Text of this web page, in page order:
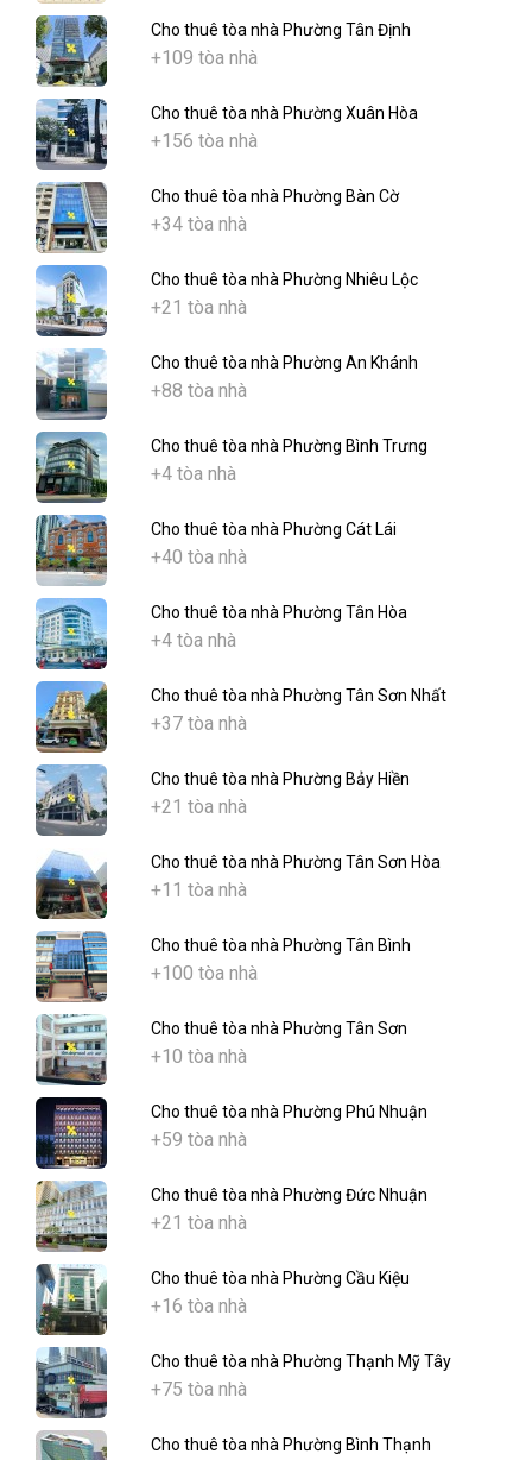
Cho thuê tòa nhà Phường Tân Định
+109 tòa nhà
Cho thuê tòa nhà Phường Xuân Hòa
+156 tòa nhà
Cho thuê tòa nhà Phường Bàn Cờ
+34 tòa nhà
Cho thuê tòa nhà Phường Nhiêu Lộc
+21 tòa nhà
Cho thuê tòa nhà Phường An Khánh
+88 tòa nhà
Cho thuê tòa nhà Phường Bình Trưng
+4 tòa nhà
Cho thuê tòa nhà Phường Cát Lái
+40 tòa nhà
Cho thuê tòa nhà Phường Tân Hòa
+4 tòa nhà
Cho thuê tòa nhà Phường Tân Sơn Nhất
+37 tòa nhà
Cho thuê tòa nhà Phường Bảy Hiền
+21 tòa nhà
Cho thuê tòa nhà Phường Tân Sơn Hòa
+11 tòa nhà
Cho thuê tòa nhà Phường Tân Bình
+100 tòa nhà
Cho thuê tòa nhà Phường Tân Sơn
+10 tòa nhà
Cho thuê tòa nhà Phường Phú Nhuận
+59 tòa nhà
Cho thuê tòa nhà Phường Đức Nhuận
+21 tòa nhà
Cho thuê tòa nhà Phường Cầu Kiệu
+16 tòa nhà
Cho thuê tòa nhà Phường Thạnh Mỹ Tây
+75 tòa nhà
Cho thuê tòa nhà Phường Bình Thạnh